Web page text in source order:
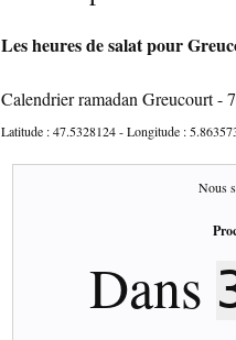
Les heures de salat pour
Calendrier ramadan Greucourt -
Latitude :47.5328124- Longitude :
Nous
Dans